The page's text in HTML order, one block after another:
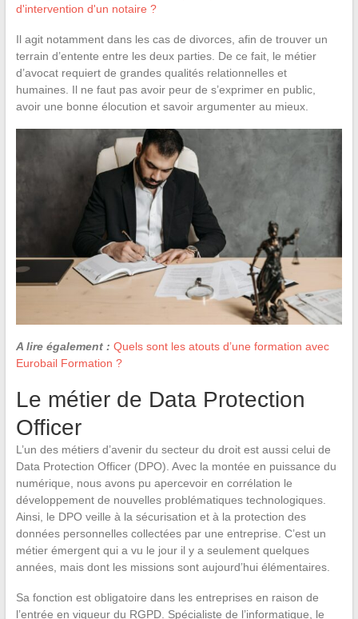
d'intervention d'un notaire ?
Il agit notamment dans les cas de divorces, afin de trouver un
terrain d’entente entre les deux parties. De ce fait, le métier
d’avocat requiert de grandes qualités relationnelles et
humaines. Il ne faut pas avoir peur de s’exprimer en public,
avoir une bonne élocution et savoir argumenter au mieux.
A lire également : Quels sont les atouts d’une formation avec
Eurobail Formation ?
Le métier de Data Protection
Officer
L’un des métiers d’avenir du secteur du droit est aussi celui de
Data Protection Officer (DPO). Avec la montée en puissance du
numérique, nous avons pu apercevoir en corrélation le
développement de nouvelles problématiques technologiques.
Ainsi, le DPO veille à la sécurisation et à la protection des
données personnelles collectées par une entreprise. C’est un
métier émergent qui a vu le jour il y a seulement quelques
années, mais dont les missions sont aujourd’hui élémentaires.
Sa fonction est obligatoire dans les entreprises en raison de
l’entrée en vigueur du RGPD. Spécialiste de l’informatique, le